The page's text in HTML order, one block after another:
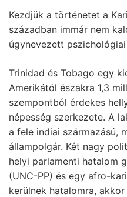
Kezdjük a történetet a
században immár nem
úgynevezett
Trinidad és Tobago egy
Amerikától északra 1,3
szempontból érdekes
népesség szerkezete. A
a fele indiai származású,
állampolgár. Két nagy
helyi parlamenti hatalom
(UNC-PP) és egy afro-
kerülnek hatalomra,